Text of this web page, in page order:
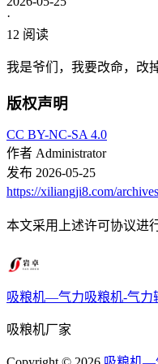
·
12 阅读
我是爷们，我要改命，改
版权声明
CC BY-NC-SA 4.0
作者 Administrator
发布 2026-05-25
https://xiliangji8.com/
本文采用上述许可协议进
吸粮机—气力吸粮机-气力
吸粮机厂家